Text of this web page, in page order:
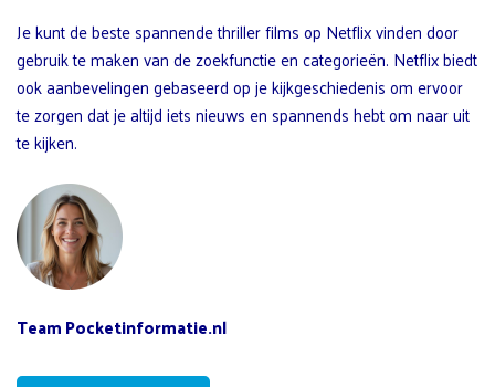
Je kunt de beste spannende thriller films op Netflix vinden door
gebruik te maken van de zoekfunctie en categorieën. Netflix biedt
ook aanbevelingen gebaseerd op je kijkgeschiedenis om ervoor
te zorgen dat je altijd iets nieuws en spannends hebt om naar uit
te kijken.
Team Pocketinformatie.nl